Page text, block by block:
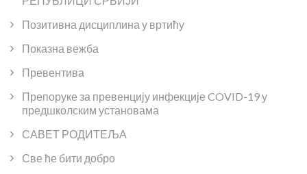
Позитивна дисциплина у вртићу
Показна вежба
Превентива
Препоруке за превенцију инфекције COVID-19 у
предшколским установама
САВЕТ РОДИТЕЉА
Све ће бити добро